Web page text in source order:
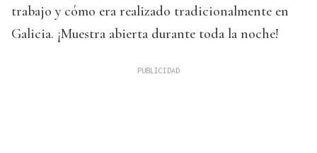
trabajo y cómo era realizado tradicionalmente en
Galicia. ¡Muestra abierta durante toda la noche!